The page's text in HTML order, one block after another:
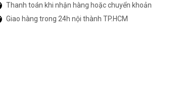
Thanh toán khi nhận hàng hoặc chuyển khoản
Giao hàng trong 24h nội thành TP.HCM